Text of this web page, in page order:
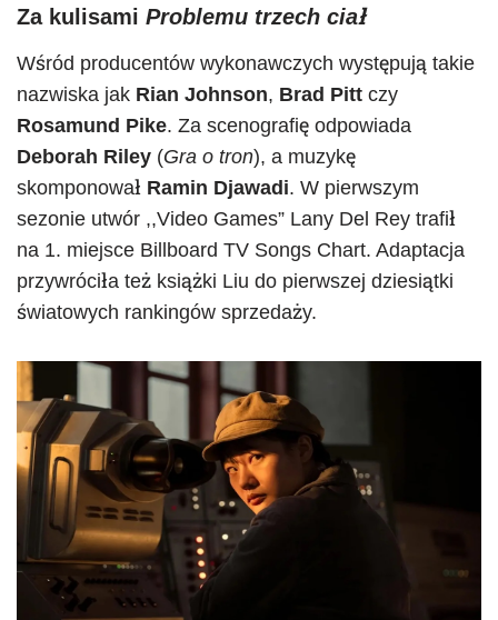
Za kulisami Problemu trzech ciał
Wśród producentów wykonawczych występują takie
nazwiska jak Rian Johnson, Brad Pitt czy
Rosamund Pike. Za scenografię odpowiada
Deborah Riley (Gra o tron), a muzykę
skomponował Ramin Djawadi. W pierwszym
sezonie utwór ,,Video Games” Lany Del Rey trafił
na 1. miejsce Billboard TV Songs Chart. Adaptacja
przywróciła też książki Liu do pierwszej dziesiątki
światowych rankingów sprzedaży.